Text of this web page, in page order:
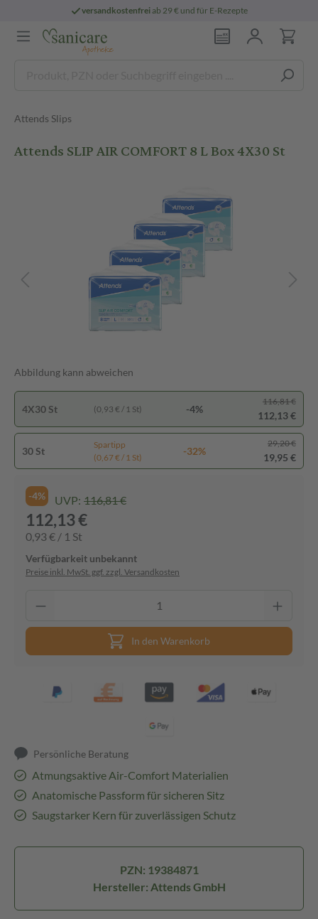
versandkostenfreiab 29 € und für E-Rezepte
Attends Slips
Attends SLIP AIR COMFORT 8 L Box 4X30 St
Abbildung kann abweichen
4X30 St (0,93 € / 1 St) -4%
116,81 €
112,13 €
30 St
Spartipp
(0,67 € / 1 St)
-32%
29,20 €
19,95 €
-4% UVP: 116,81 €
112,13 €
0,93 € / 1 St
Verfügbarkeit unbekannt
Preise inkl. MwSt. ggf. zzgl. Versandkosten
In den Warenkorb
Persönliche Beratung
Atmungsaktive Air-Comfort Materialien
Anatomische Passform für sicheren Sitz
Saugstarker Kern für zuverlässigen Schutz
PZN: 19384871
Hersteller: Attends GmbH